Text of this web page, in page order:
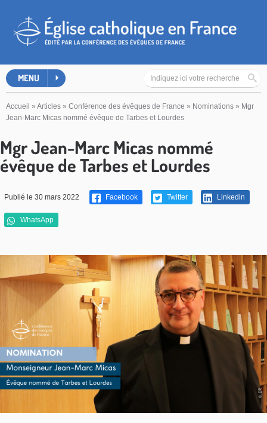
MENU
Accueil » Articles » Conférence des évêques de France » Nominations » Mgr
Jean-Marc Micas nommé évêque de Tarbes et Lourdes
Mgr Jean-Marc Micas nommé
évêque de Tarbes et Lourdes
Publié le 30 mars 2022 Facebook Twitter Linkedin
WhatsApp